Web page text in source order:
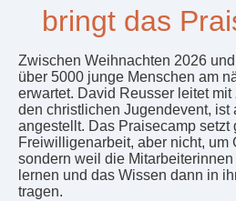
bringt das
Zwischen Weihnachten 2026
über 5000 junge Menschen am
erwartet. David Reusser leitet
den christlichen Jugendevent, ist
angestellt. Das Praisecamp setzt
Freiwilligenarbeit, aber nicht, um
sondern weil die Mitarbeiterinnen
lernen und das Wissen dann in
tragen.